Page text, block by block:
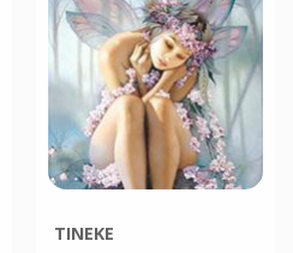
TINEKE